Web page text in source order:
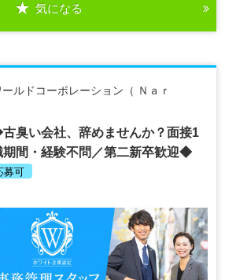
気になる
ルドコーポレーション（ Ｎａｒ
臭い会社、辞めませんか？面接1
期間・経験不問／第二新卒歓迎◆
募可